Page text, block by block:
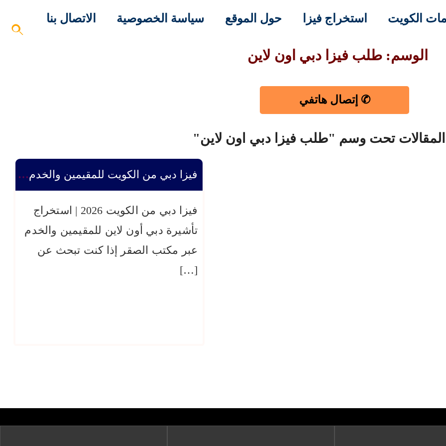
الكويت استخراج فيزا حول الموقع سياسة الخصوصية الاتصال بنا
الوسم: طلب فيزا دبي اون لاين
✆ إتصال هاتفي
تحت وسم "طلب فيزا دبي اون لاين"
فيزا دبي من الكويت للمقيمين والخدم – دليلك الكامل 2026
فيزا دبي من الكويت 2026 | استخراج
تأشيرة دبي أون لاين للمقيمين والخدم
عبر مكتب الصقر إذا كنت تبحث عن
[…]